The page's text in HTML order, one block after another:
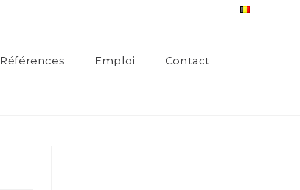
Références Emploi Contact